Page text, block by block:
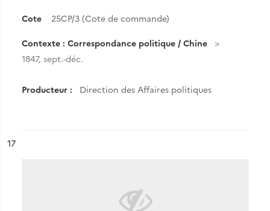
Cote 25CP/3 (Cote de commande)
Contexte : Correspondance politique / Chine
1847, sept.-déc.
Producteur : Direction des Affaires politiques
n°
17